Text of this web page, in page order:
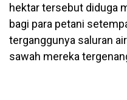
hektar tersebut diduga
bagi para petani
terganggunya saluran
sawah mereka